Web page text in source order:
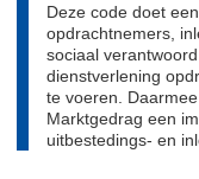
Deze code doet
opdrachtnemers,
sociaal
dienstverlening
te voeren.
Marktgedrag een
uitbestedings- en